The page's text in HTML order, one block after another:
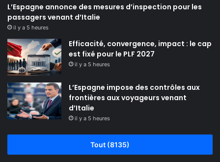
L’Espagne annonce des mesures d’inspection pour les
passagers venant d’Italie
il y a 5 heures
Efficacité, convergence, impact : le cap
est fixé pour le PLF 2027
il y a 5 heures
L’Espagne impose des contrôles aux
frontières aux voyageurs venant
d’Italie
il y a 5 heures
Tout (8135)